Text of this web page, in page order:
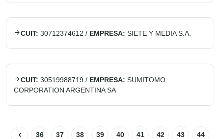
CUIT: 30712374612 / EMPRESA: SIETE Y MEDIA S.A.
CUIT: 30519988719 / EMPRESA: SUMITOMO
CORPORATION ARGENTINA SA
36 37 38 39 40 41 42 43 44